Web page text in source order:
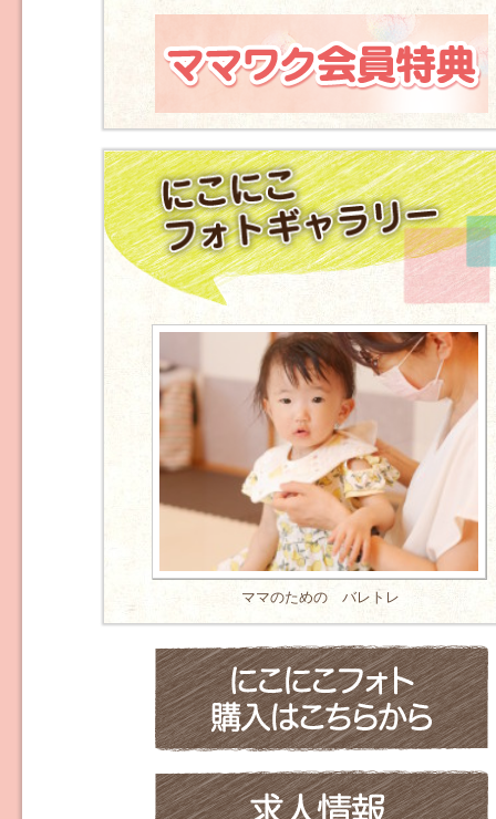
ママのための バレトレ